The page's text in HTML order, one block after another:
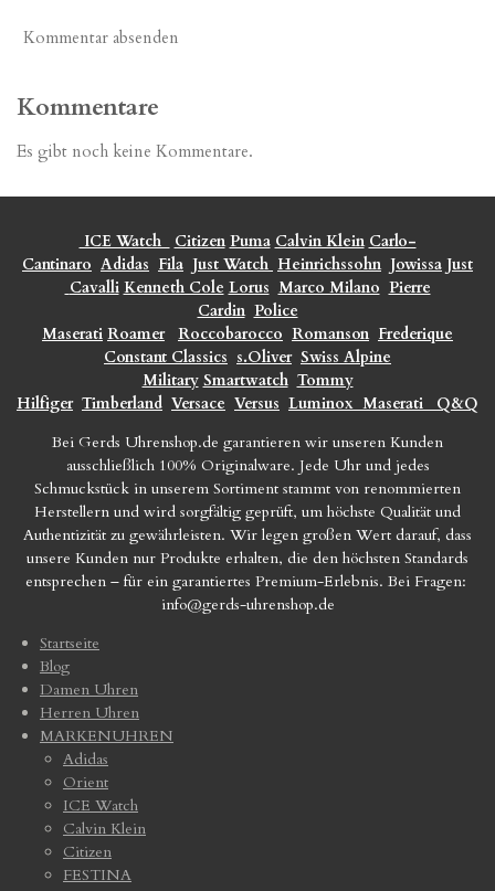
Kommentar absenden
Kommentare
Es gibt noch keine Kommentare.
ICE Watch Citizen Puma Calvin Klein Carlo-
Cantinaro Adidas Fila Just Watch Heinrichssohn Jowissa Just
Cavalli Kenneth Cole Lorus Marco Milano Pierre
Cardin Police
Maserati Roamer Roccobarocco Romanson Frederique
Constant Classics s.Oliver Swiss Alpine
Military Smartwatch Tommy
Hilfiger Timberland Versace Versus Luminox Maserati
Q&Q
Bei Gerds Uhrenshop.de garantieren wir unseren Kunden
ausschließlich 100% Originalware. Jede Uhr und jedes
Schmuckstück in unserem Sortiment stammt von renommierten
Herstellern und wird sorgfältig geprüft, um höchste Qualität und
Authentizität zu gewährleisten. Wir legen großen Wert darauf, dass
unsere Kunden nur Produkte erhalten, die den höchsten Standards
entsprechen – für ein garantiertes Premium-Erlebnis. Bei Fragen:
info@gerds-uhrenshop.de
Startseite
Blog
Damen Uhren
Herren Uhren
MARKENUHREN
Adidas
Orient
ICE Watch
Calvin Klein
Citizen
FESTINA